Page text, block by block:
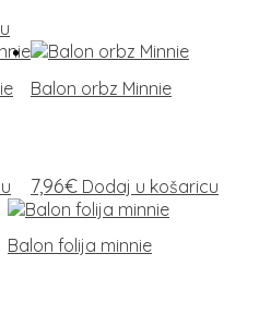
Balon orbz Minnie
7,96€ Dodaj u košaricu
Balon folija minnie